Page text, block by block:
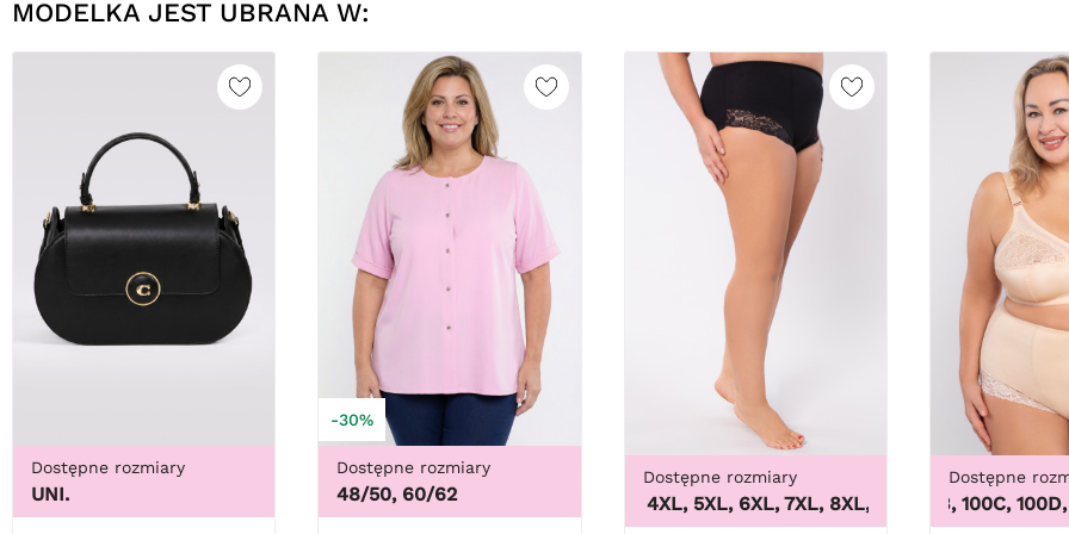
MODELKA JEST UBRANA W:
Dostępne rozmiary
UNI.
-30%
Dostępne rozmiary
48/50, 60/62
Dostępne rozmiary
3XL, 4XL, 5XL, 6XL, 7XL, 8XL, 9XL 3XL, 4XL, 5XL, 6XL,
Dostępne
100B, 100C, 100D,